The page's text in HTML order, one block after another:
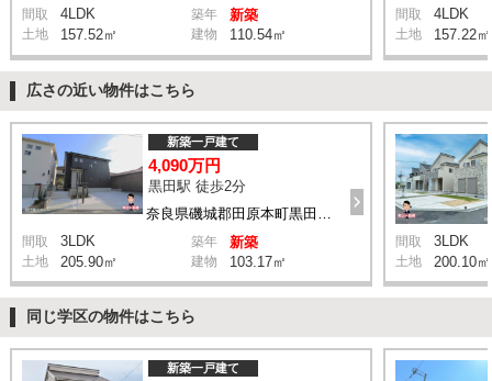
間取 4LDK 築年 新築
土地 157.52㎡ 建物 110.54㎡
間取 4LDK
土地 157.22㎡
広さの近い物件はこちら
新築一戸建て
4,090万円
黒田駅 徒歩2分
間取 3LDK 築年 新築
土地 205.90㎡ 建物 103.17㎡
間取 3LDK
土地 200.10㎡
同じ学区の物件はこちら
新築一戸建て